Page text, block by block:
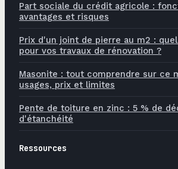
Part sociale du crédit agricole :
avantages et risques
Prix d'un joint de pierre au m2 :
pour vos travaux de rénovation ?
Masonite : tout comprendre sur ce
usages, prix et limites
Pente de toiture en zinc : 5 % de
d'étanchéité
Ressources